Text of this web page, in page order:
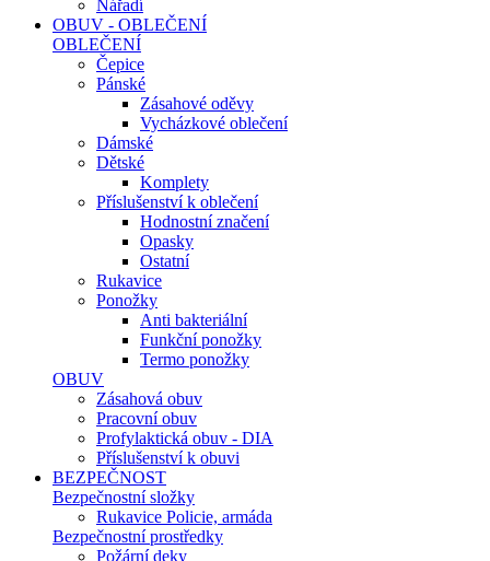
Nářadí
OBUV - OBLEČENÍ
OBLEČENÍ
Čepice
Pánské
Zásahové oděvy
Vycházkové oblečení
Dámské
Dětské
Komplety
Příslušenství k oblečení
Hodnostní značení
Opasky
Ostatní
Rukavice
Ponožky
Anti bakteriální
Funkční ponožky
Termo ponožky
OBUV
Zásahová obuv
Pracovní obuv
Profylaktická obuv - DIA
Příslušenství k obuvi
BEZPEČNOST
Bezpečnostní složky
Rukavice Policie, armáda
Bezpečnostní prostředky
Požární deky